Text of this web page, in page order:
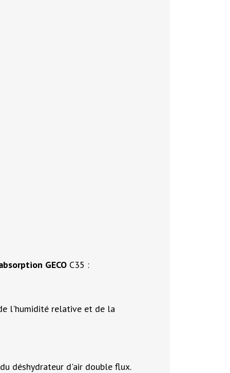
GECO C35 :
l'humidité relative et de la
déshydrateur d'air double flux.